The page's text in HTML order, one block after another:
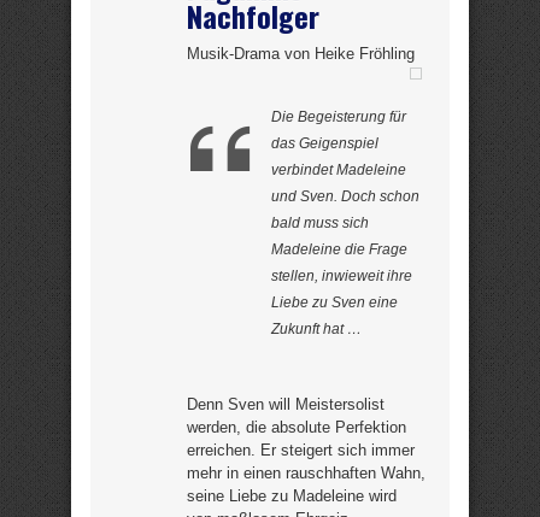
Nachfolger
Musik-Drama von Heike Fröhling
Die Begeisterung für
das Geigenspiel
verbindet Madeleine
und Sven. Doch schon
bald muss sich
Madeleine die Frage
stellen, inwieweit ihre
Liebe zu Sven eine
Zukunft hat …
Denn Sven will Meistersolist
werden, die absolute Perfektion
erreichen. Er steigert sich immer
mehr in einen rauschhaften Wahn,
seine Liebe zu Madeleine wird